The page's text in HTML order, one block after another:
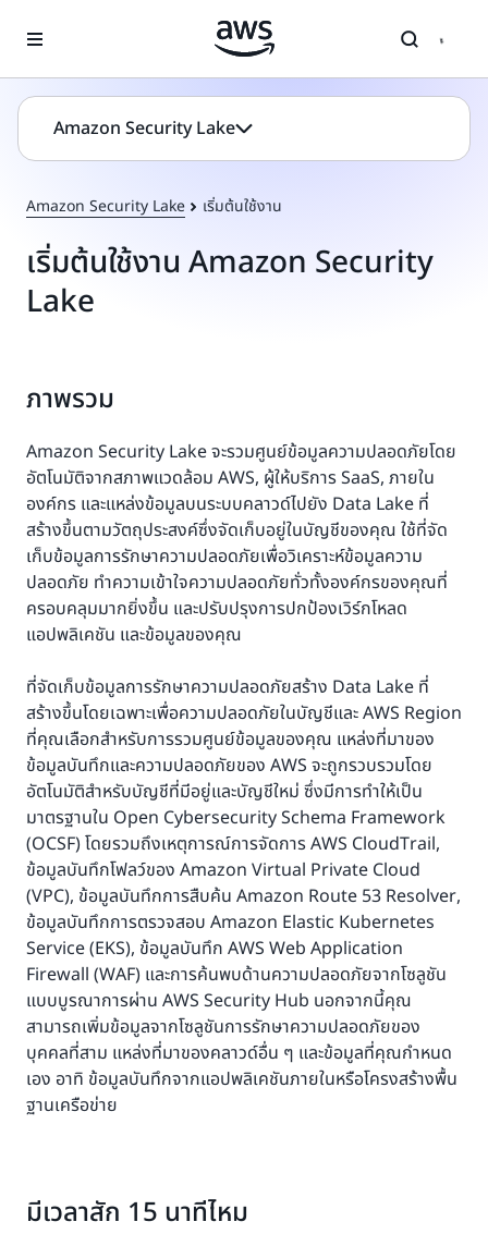
Amazon Security Lake
Amazon Security Lake เริ่มต้นใช้งาน
เริ่มต้นใช้งาน Amazon Security
Lake
ภาพรวม
Amazon Security Lake จะรวมศูนย์ข้อมูลความปลอดภัยโดย
อัตโนมัติจากสภาพแวดล้อม AWS, ผู้ให้บริการ SaaS, ภายใน
องค์กร และแหล่งข้อมูลบนระบบคลาวด์ไปยัง Data Lake ที่
สร้างขึ้นตามวัตถุประสงค์ซึ่งจัดเก็บอยู่ในบัญชีของคุณ ใช้ที่จัด
เก็บข้อมูลการรักษาความปลอดภัยเพื่อวิเคราะห์ข้อมูลความ
ปลอดภัย ทำความเข้าใจความปลอดภัยทั่วทั้งองค์กรของคุณที่
ครอบคลุมมากยิ่งขึ้น และปรับปรุงการปกป้องเวิร์กโหลด
แอปพลิเคชัน และข้อมูลของคุณ
ที่จัดเก็บข้อมูลการรักษาความปลอดภัยสร้าง Data Lake ที่
สร้างขึ้นโดยเฉพาะเพื่อความปลอดภัยในบัญชีและ AWS Region
ที่คุณเลือกสำหรับการรวมศูนย์ข้อมูลของคุณ แหล่งที่มาของ
ข้อมูลบันทึกและความปลอดภัยของ AWS จะถูกรวบรวมโดย
อัตโนมัติสำหรับบัญชีที่มีอยู่และบัญชีใหม่ ซึ่งมีการทำให้เป็น
มาตรฐานใน Open Cybersecurity Schema Framework
(OCSF) โดยรวมถึงเหตุการณ์การจัดการ AWS CloudTrail,
ข้อมูลบันทึกโฟลว์ของ Amazon Virtual Private Cloud
(VPC), ข้อมูลบันทึกการสืบค้น Amazon Route 53 Resolver,
ข้อมูลบันทึกการตรวจสอบ Amazon Elastic Kubernetes
Service (EKS), ข้อมูลบันทึก AWS Web Application
Firewall (WAF) และการค้นพบด้านความปลอดภัยจากโซลูชัน
แบบบูรณาการผ่าน AWS Security Hub นอกจากนี้คุณ
สามารถเพิ่มข้อมูลจากโซลูชันการรักษาความปลอดภัยของ
บุคคลที่สาม แหล่งที่มาของคลาวด์อื่น ๆ และข้อมูลที่คุณกำหนด
เอง อาทิ ข้อมูลบันทึกจากแอปพลิเคชันภายในหรือโครงสร้างพื้น
ฐานเครือข่าย
มีเวลาสัก 15 นาทีไหม